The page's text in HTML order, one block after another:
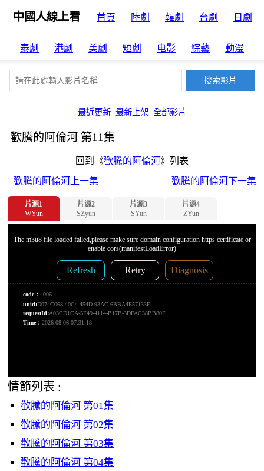
中國人線上看 首頁 陸劇 韓劇 台劇 日劇
泰劇 港劇 美劇 短劇 电影 綜藝 動漫
最近更新 最新上架 全部影片
歡騰的阿倫河 第11集
回到《歡騰的阿倫河》列表
歡騰的阿倫河上一集
歡騰的阿倫河下一集
片源1
WYun
片源2
SZyun
片源3
SYun
片源4
ZYun
情節列表 :
歡騰的阿倫河 第01集
歡騰的阿倫河 第02集
歡騰的阿倫河 第03集
歡騰的阿倫河 第04集